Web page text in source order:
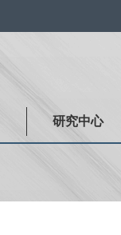
研究中心